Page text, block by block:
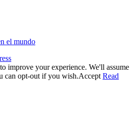
el mundo
improve your experience. We'll assume
can opt-out if you wish.Accept Read